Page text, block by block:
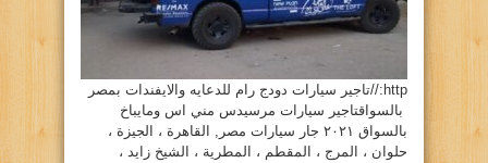
http://تاجير سيارات دودج رام للدعايه والايفندات بمصر
بالسواقتاجير سيارات مرسيدس مني اس ومايباخ
بالسواق ٢٠٢١ جار سيارات مصر, القاهرة ، الجيزة ،
حلوان ، المرج ، المقطم ، المطرية ، الشيخ زايد ،